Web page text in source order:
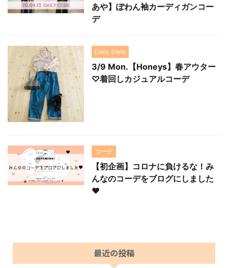
あや】ぽわん袖カーディガンコー
デ
Daily Style
3/9 Mon.【Honeys】春アウター
♡着回しカジュアルコーデ
コーデ
【初企画】コロナに負けるな！み
んなのコーデをブログにしました
♥
最近の投稿